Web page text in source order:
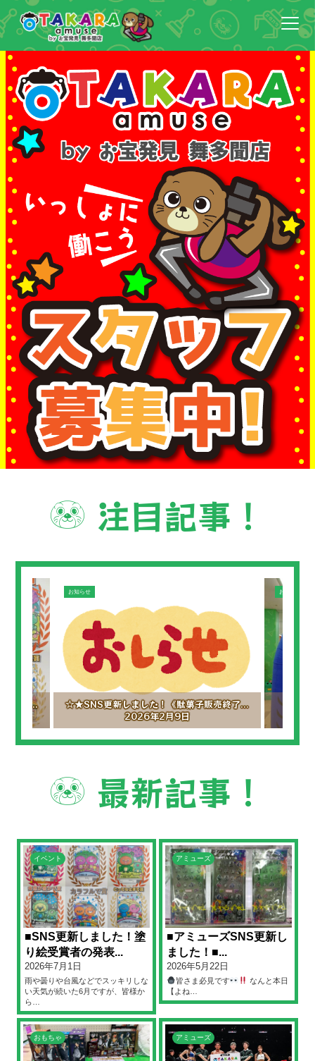
注目記事！
発表...
お知らせ
☆★SNS更新しました！《駄菓子販売終了...
2026年2月9日
お知らせ
最新記事！
イベント
■SNS更新しました！塗
り絵受賞者の発表...
2026年7月1日
雨や曇りや台風などでスッキリしな
い天気が続いた6月ですが、皆様か
ら…
アミューズ
■アミューズSNS更新し
ました！■...
2026年5月22日
皆さま必見です
なんと本日
【よね…
おもちゃ アミューズ